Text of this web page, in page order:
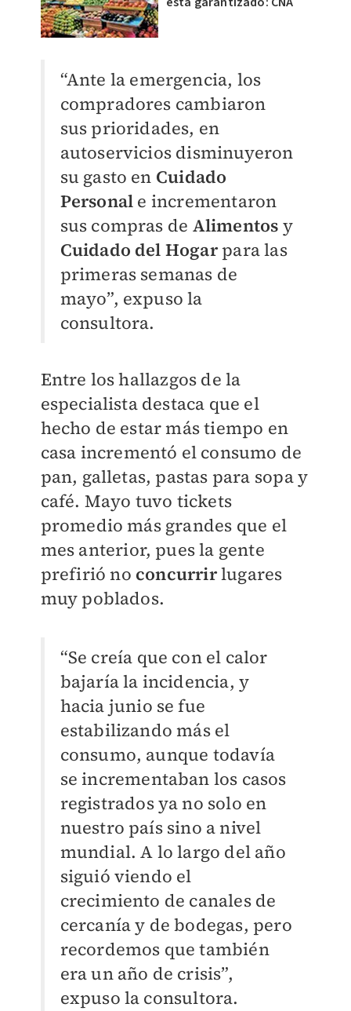
“Ante la emergencia, los
compradores cambiaron
sus prioridades, en
autoservicios disminuyeron
su gasto en Cuidado
Personal e incrementaron
sus compras de Alimentos y
Cuidado del Hogarpara las
primeras semanas de
mayo”, expuso la
consultora.
Entre los hallazgos de la
especialista destaca que el
hecho de estar más tiempo en
casa incrementó el consumo de
pan, galletas, pastas para sopa y
café. Mayo tuvo tickets
promedio más grandes que el
mes anterior, pues la gente
prefirió no concurrirlugares
muy poblados.
“Se creía que con el calor
bajaría la incidencia, y
hacia junio se fue
estabilizando más el
consumo, aunque todavía
se incrementaban los casos
registrados ya no solo en
nuestro país sino a nivel
mundial. A lo largo del año
siguió viendo el
crecimiento de canales de
cercanía y de bodegas, pero
recordemos que también
era un año de crisis”,
expuso la consultora.